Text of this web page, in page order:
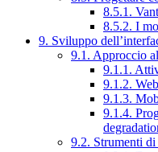
8.5.1.
8.5.2. I
9. Sviluppo
9.1. Approccio
9.1.1.
9.1.2.
9.1.3.
9.1.4.
9.2. Strumenti